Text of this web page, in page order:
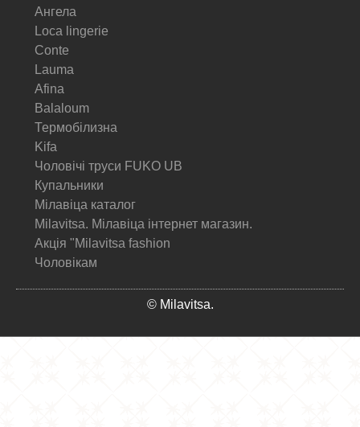
Ангела
Loca lingerie
Conte
Lauma
Afina
Balaloum
Термобілизна
Kifa
Чоловічі труси FUKO UB
Купальники
Мілавіца каталог
Milavitsa. Мілавіца інтернет магазин.
Акція "Milavitsa fashion
Чоловікам
© Milavitsa.